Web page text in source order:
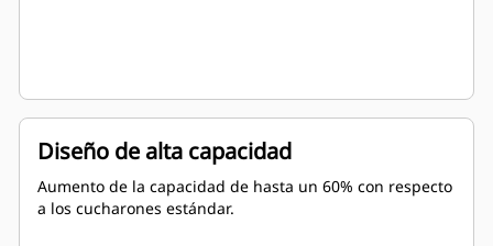
Diseño de alta capacidad
Aumento de la capacidad de hasta un 60% con respecto
a los cucharones estándar.